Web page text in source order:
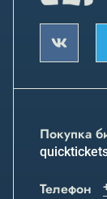
Покупка
Телефон